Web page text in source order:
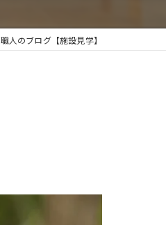
職人のブログ【施設見学】